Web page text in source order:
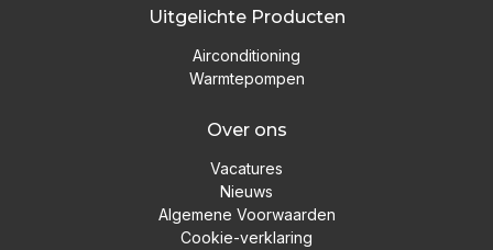
Uitgelichte Producten
Airconditioning
Warmtepompen
Over ons
Vacatures
Nieuws
Algemene Voorwaarden
Cookie-verklaring